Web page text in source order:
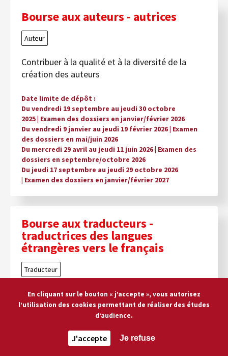
Bourse aux auteurs - autrices
Auteur
Contribuer à la qualité et à la diversité de la
création des auteurs
Date limite de dépôt
Du vendredi 19 septembre au jeudi 30 octobre
2025 | Examen des dossiers en janvier/février 2026
Du vendredi 9 janvier au jeudi 19 février 2026 | Examen
des dossiers en mai/juin 2026
Du mercredi 29 avril au jeudi 11 juin 2026 | Examen des
dossiers en septembre/octobre 2026
Du jeudi 17 septembre au jeudi 29 octobre 2026
| Examen des dossiers en janvier/février 2027
Bourse aux traducteurs -
traductrices des langues
étrangères vers le français
Traducteur
Permettre aux traducteurs en France ou à
l’étranger de se consacrer à un projet de
Date limite de dépôt
En cliquant sur le bouton « j’accepte », vous autorisez
l’utilisation des cookies permettant de réaliser des études
d’audience.
J'accepte Je refuse